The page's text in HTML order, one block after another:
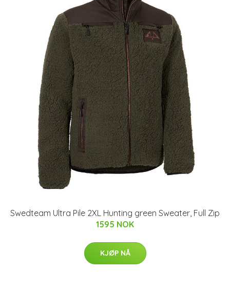
Swedteam Ultra Pile 2XL Hunting green Sweater, Full Zip
1595 NOK
KJØP NÅ